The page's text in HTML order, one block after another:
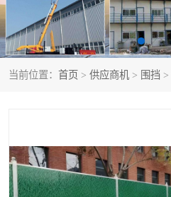
当前位置： 首页 > 供应商机 > 围挡
CZ型钢
PC多层板
建筑围挡
岩棉板
围挡